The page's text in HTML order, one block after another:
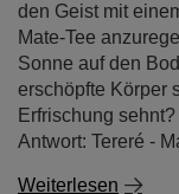
den Geist mit
Mate-Tee
Sonne auf den
erschöpfte Körper
Erfrischung
Antwort: Tereré -
Weiterlesen